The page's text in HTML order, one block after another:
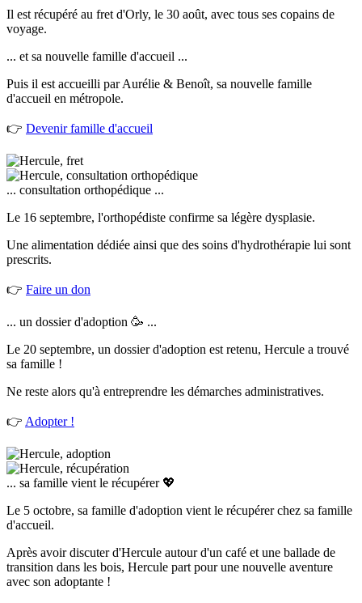
Il est récupéré au fret d'Orly, le 30 août, avec tous ses copains de
voyage.
... et sa nouvelle famille d'accueil ...
Puis il est accueilli par Aurélie & Benoît, sa nouvelle famille
d'accueil en métropole.
👉 Devenir famille d'accueil
... consultation orthopédique ...
Le 16 septembre, l'orthopédiste confirme sa légère dysplasie.
Une alimentation dédiée ainsi que des soins d'hydrothérapie lui sont
prescrits.
👉 Faire un don
... un dossier d'adoption 🥳 ...
Le 20 septembre, un dossier d'adoption est retenu, Hercule a trouvé
sa famille !
Ne reste alors qu'à entreprendre les démarches administratives.
👉 Adopter !
... sa famille vient le récupérer 💖
Le 5 octobre, sa famille d'adoption vient le récupérer chez sa famille
d'accueil.
Après avoir discuter d'Hercule autour d'un café et une ballade de
transition dans les bois, Hercule part pour une nouvelle aventure
avec son adoptante !